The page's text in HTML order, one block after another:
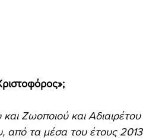
Ζωοποιού και Αδιαιρέτου
από τα μέσα του έτους